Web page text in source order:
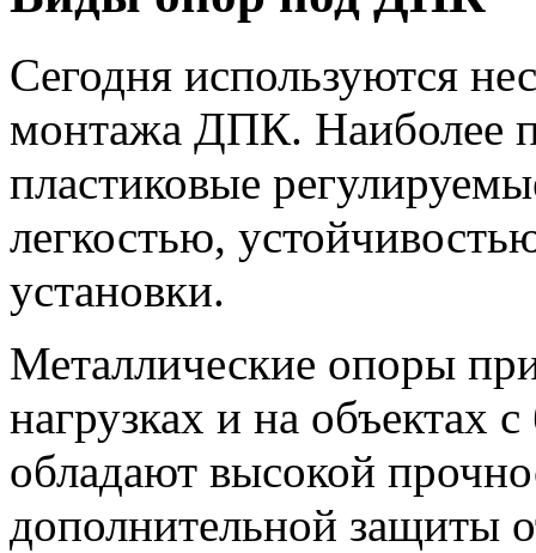
Сегодня используются
монтажа ДПК. Наиболее
пластиковые
легкостью,
установки.
Металлические опоры
нагрузках и на
обладают высокой
дополнительной защиты